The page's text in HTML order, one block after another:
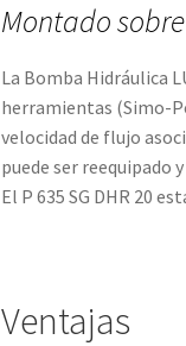
Montado
La Bomba Hidráulica
herramientas (Simo-
velocidad de flujo
puede ser reequipado
El P 635 SG DHR 20
Ventajas